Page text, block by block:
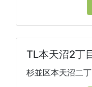
TL本天沼2丁
杉並区本天沼二